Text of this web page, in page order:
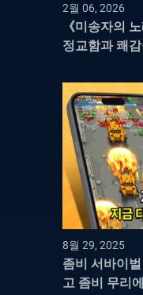
2월 06, 2026
《미송자의
정교함과 쾌
8월 29, 2025
좀비 서바이
고 좀비 무리